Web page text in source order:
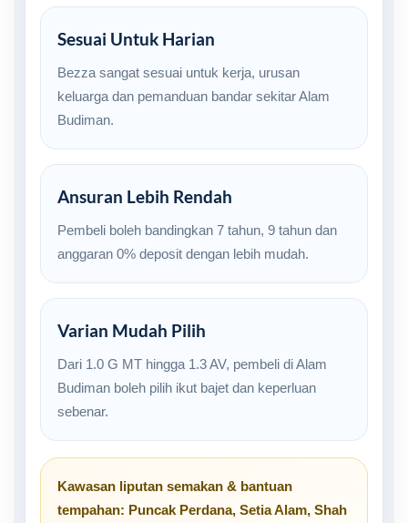
Sesuai Untuk Harian
Bezza sangat sesuai untuk kerja, urusan
keluarga dan pemanduan bandar sekitar Alam
Budiman.
Ansuran Lebih Rendah
Pembeli boleh bandingkan 7 tahun, 9 tahun dan
anggaran 0% deposit dengan lebih mudah.
Varian Mudah Pilih
Dari 1.0 G MT hingga 1.3 AV, pembeli di Alam
Budiman boleh pilih ikut bajet dan keperluan
sebenar.
Kawasan liputan semakan & bantuan
tempahan: Puncak Perdana, Setia Alam, Shah